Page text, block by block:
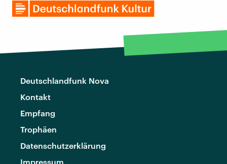
Deutschlandfunk Nova
Kontakt
Empfang
Trophäen
Datenschutzerklärung
Impressum